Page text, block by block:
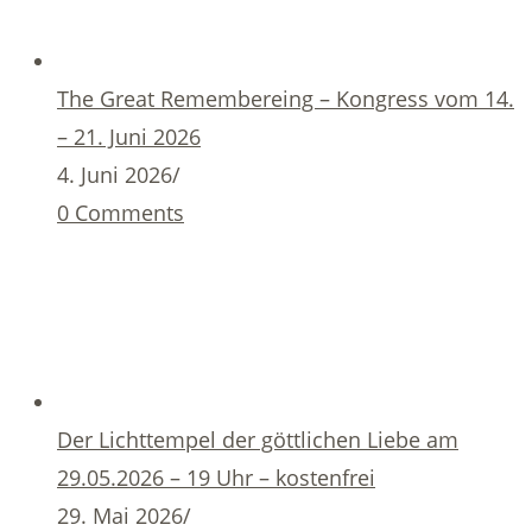
The Great Remembereing – Kongress vom 14.
– 21. Juni 2026
4. Juni 2026/
0 Comments
Der Lichttempel der göttlichen Liebe am
29.05.2026 – 19 Uhr – kostenfrei
29. Mai 2026/